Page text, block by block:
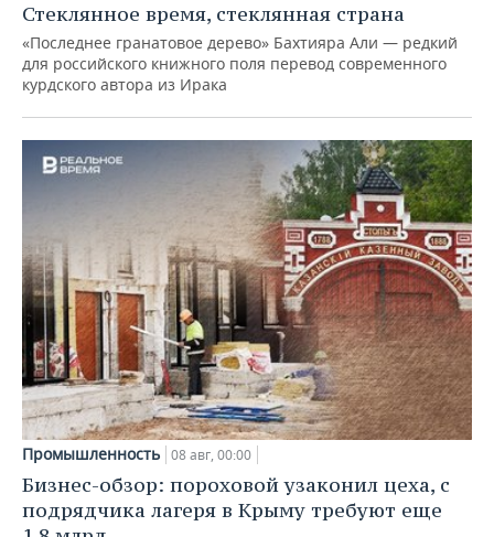
Стеклянное время, стеклянная страна
«Последнее гранатовое дерево» Бахтияра Али — редкий
для российского книжного поля перевод современного
курдского автора из Ирака
Промышленность 08 авг, 00:00
Бизнес-обзор: пороховой узаконил цеха, с
подрядчика лагеря в Крыму требуют еще